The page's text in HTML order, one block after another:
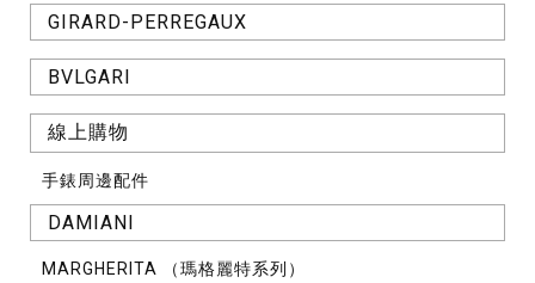
GIRARD-PERREGAUX
BVLGARI
線上購物
手錶周邊配件
DAMIANI
MARGHERITA （瑪格麗特系列）